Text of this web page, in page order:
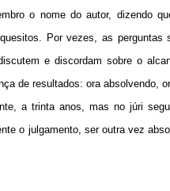
o nome do autor, dizendo
Por vezes, as perguntas
e discordam sobre o
de resultados: ora absolvendo,
a trinta anos, mas no júri
o julgamento, ser outra vez